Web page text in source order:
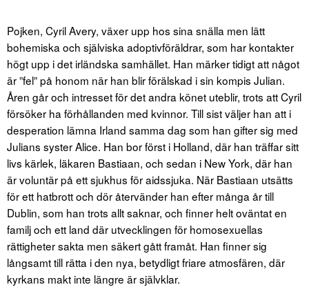
Pojken, Cyril Avery, växer upp hos sina snälla men lätt
bohemiska och själviska adoptivföräldrar, som har kontakter
högt upp i det irländska samhället. Han märker tidigt att något
är ”fel” på honom när han blir förälskad i sin kompis Julian.
Åren går och intresset för det andra könet uteblir, trots att Cyril
försöker ha förhållanden med kvinnor. Till sist väljer han att i
desperation lämna Irland samma dag som han gifter sig med
Julians syster Alice. Han bor först i Holland, där han träffar sitt
livs kärlek, läkaren Bastiaan, och sedan i New York, där han
är voluntär på ett sjukhus för aidssjuka. När Bastiaan utsätts
för ett hatbrott och dör återvänder han efter många år till
Dublin, som han trots allt saknar, och finner helt oväntat en
familj och ett land där utvecklingen för homosexuellas
rättigheter sakta men säkert gått framåt. Han finner sig
långsamt till rätta i den nya, betydligt friare atmosfären, där
kyrkans makt inte längre är självklar.